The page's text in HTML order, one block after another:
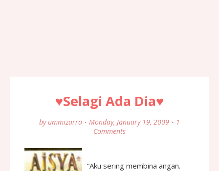
♥Selagi Ada Dia♥
by ummizarra Monday, January 19, 2009
1
Comments
“Aku sering membina angan.